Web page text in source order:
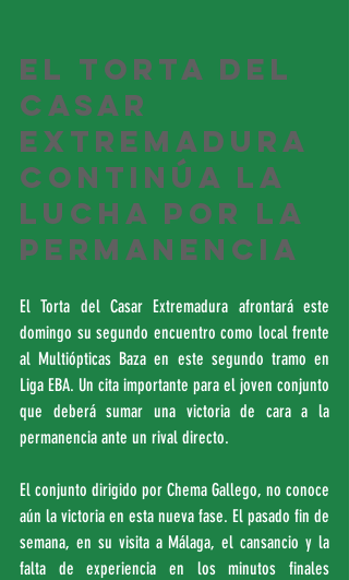
El Torta del
Casar
Extremadura
continúa la
lucha por la
permanencia
El Torta del Casar Extremadura afrontará este
domingo su segundo encuentro como local frente
al Multiópticas Baza en este segundo tramo en
Liga EBA. Un cita importante para el joven conjunto
que deberá sumar una victoria de cara a la
permanencia ante un rival directo.
El conjunto dirigido por Chema Gallego, no conoce
aún la victoria en esta nueva fase. El pasado fin de
semana, en su visita a Málaga, el cansancio y la
falta de experiencia en los minutos finales